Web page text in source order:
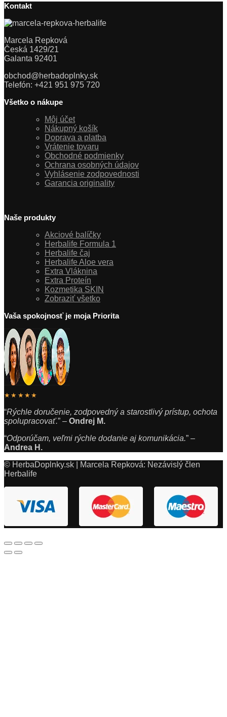
Kontakt
Marcela Repková
Česká 1429/21
Galanta 92401
obchod@herbadoplnky.sk
Telefón: +421 951 975 720
Všetko o nákupe
Môj účet
Nákupný košík
Doprava a platba
Vrátenie tovaru
Obchodné podmienky
Ochrana osobných údajov
Vyhlásenie zodpovednosti
Garancia originality
Naše produkty
Akciové balíčky
Herbalife Formula 1
Herbalife čaj
Herbalife Aloe vera
Extra Vláknina
Extra Proteín
Kozmetika SKIN
Zobraziť všetko
Vaša spokojnosť je moja Priorita
★★★★★
“Rýchle doručenie, zodpovedný a starostlivý prístup, ochota
spolupracovať.” – Ondrej M.
“Odporúčam, veľmi rýchle dodanie aj komunikácia.” –
Andrea H.
© HerbaDoplnky.sk | Marcela Repková: Nezávislý člen
Herbalife